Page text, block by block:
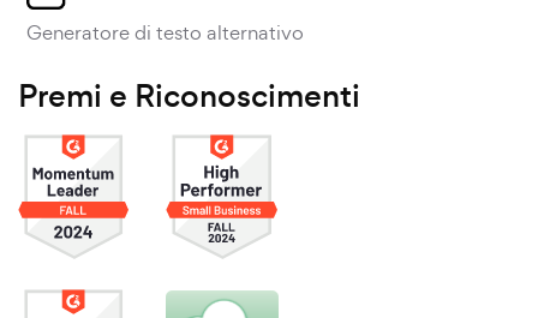
Generatore di testo alternativo
Premi e Riconoscimenti